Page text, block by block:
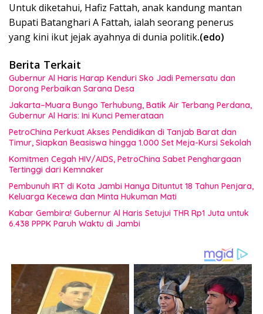
Untuk diketahui, Hafiz Fattah, anak kandung mantan
Bupati Batanghari A Fattah, ialah seorang penerus
yang kini ikut jejak ayahnya di dunia politik.(edo)
Berita Terkait
Gubernur Al Haris Harap Kenduri Sko Jadi Pemersatu dan
Dorong Perbaikan Sarana Desa
Jakarta–Muara Bungo Terhubung, Batik Air Terbang Perdana,
Gubernur Al Haris: Ini Kunci Pemerataan
PetroChina Perkuat Akses Pendidikan di Tanjab Barat dan
Timur, Siapkan Beasiswa hingga 1.000 Set Meja-Kursi Sekolah
Komitmen Cegah HIV/AIDS, PetroChina Sabet Penghargaan
Tertinggi dari Kemnaker
Pembunuh IRT di Kota Jambi Hanya Dituntut 18 Tahun Penjara,
Keluarga Kecewa dan Minta Hukuman Mati
Kabar Gembira! Gubernur Al Haris Setujui THR Rp1 Juta untuk
6.438 PPPK Paruh Waktu di Jambi